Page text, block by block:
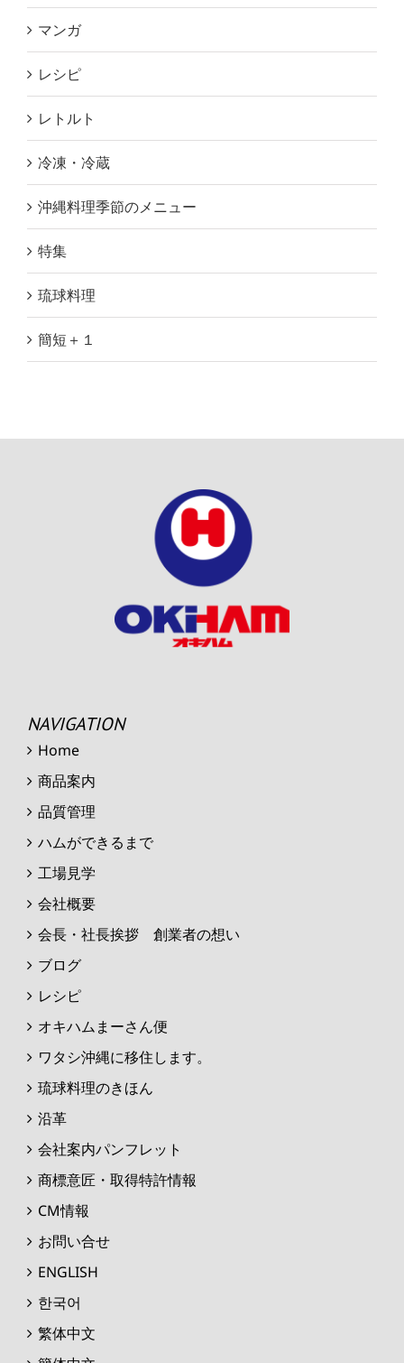
マンガ
レシピ
レトルト
冷凍・冷蔵
沖縄料理季節のメニュー
特集
琉球料理
簡短＋１
NAVIGATION
Home
商品案内
品質管理
ハムができるまで
工場見学
会社概要
会長・社長挨拶 創業者の想い
ブログ
レシピ
オキハムまーさん便
ワタシ沖縄に移住します。
琉球料理のきほん
沿革
会社案内パンフレット
商標意匠・取得特許情報
CM情報
お問い合せ
ENGLISH
한국어
繁体中文